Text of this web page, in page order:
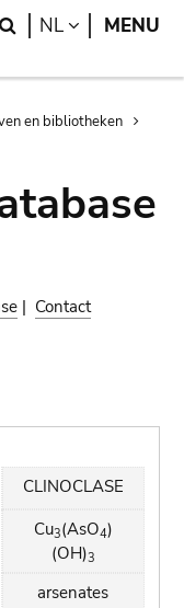
Search
NL LANGUAGE
MENU
en bibliotheken
| Contact
CLINOCLASE
Cu3(AsO4)
(OH)3
arsenates